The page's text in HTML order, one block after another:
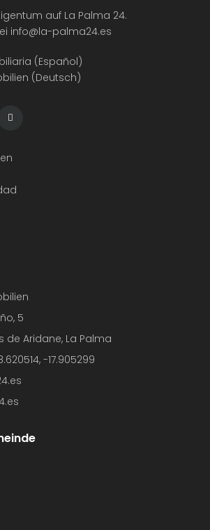
auf La Palma 24.
info@la-palma24.es
(Español)
(Deutsch)
5
de Aridane, La Palma
-17.905299